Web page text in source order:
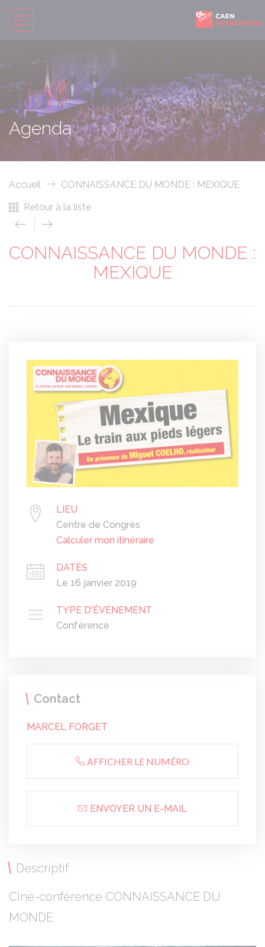
Agenda
Accueil
CONNAISSANCE DU MONDE : MEXIQUE
Retour à la liste
CONNAISSANCE DU MONDE :
MEXIQUE
LIEU
Centre de Congrès
Calculer mon itinéraire
DATES
Le 16 janvier 2019
TYPE D'ÉVÈNEMENT
Conférence
Contact
MARCEL FORGET
AFFICHER LE NUMÉRO
ENVOYER UN E-MAIL
Descriptif
Ciné-conférence CONNAISSANCE DU
MONDE